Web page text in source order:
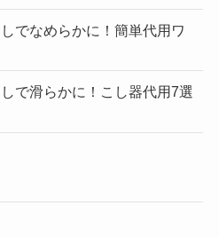
でなめらかに！簡単代用ワ
で滑らかに！こし器代用7選